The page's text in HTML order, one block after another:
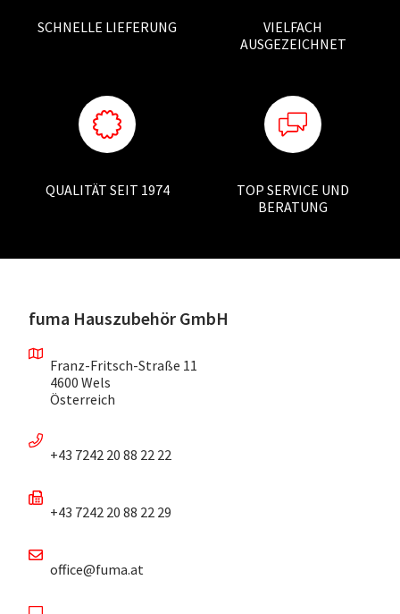
SCHNELLE LIEFERUNG
VIELFACH
AUSGEZEICHNET
QUALITÄT SEIT 1974
TOP SERVICE UND
BERATUNG
fuma Hauszubehör GmbH
Franz-Fritsch-Straße 11
4600 Wels
Österreich
+43 7242 20 88 22 22
+43 7242 20 88 22 29
office@fuma.at